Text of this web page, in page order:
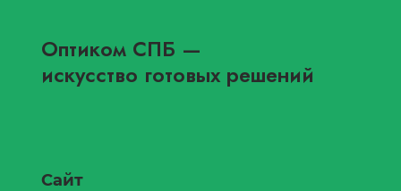
Оптиком СПБ —
искусство готовых решений
Сайт